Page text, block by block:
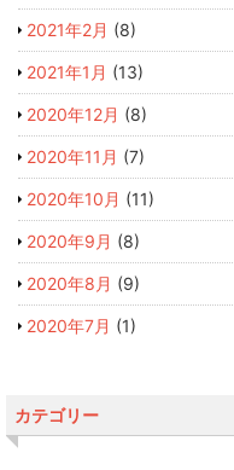
2021年2月 (8)
2021年1月 (13)
2020年12月 (8)
2020年11月 (7)
2020年10月 (11)
2020年9月 (8)
2020年8月 (9)
2020年7月 (1)
カテゴリー